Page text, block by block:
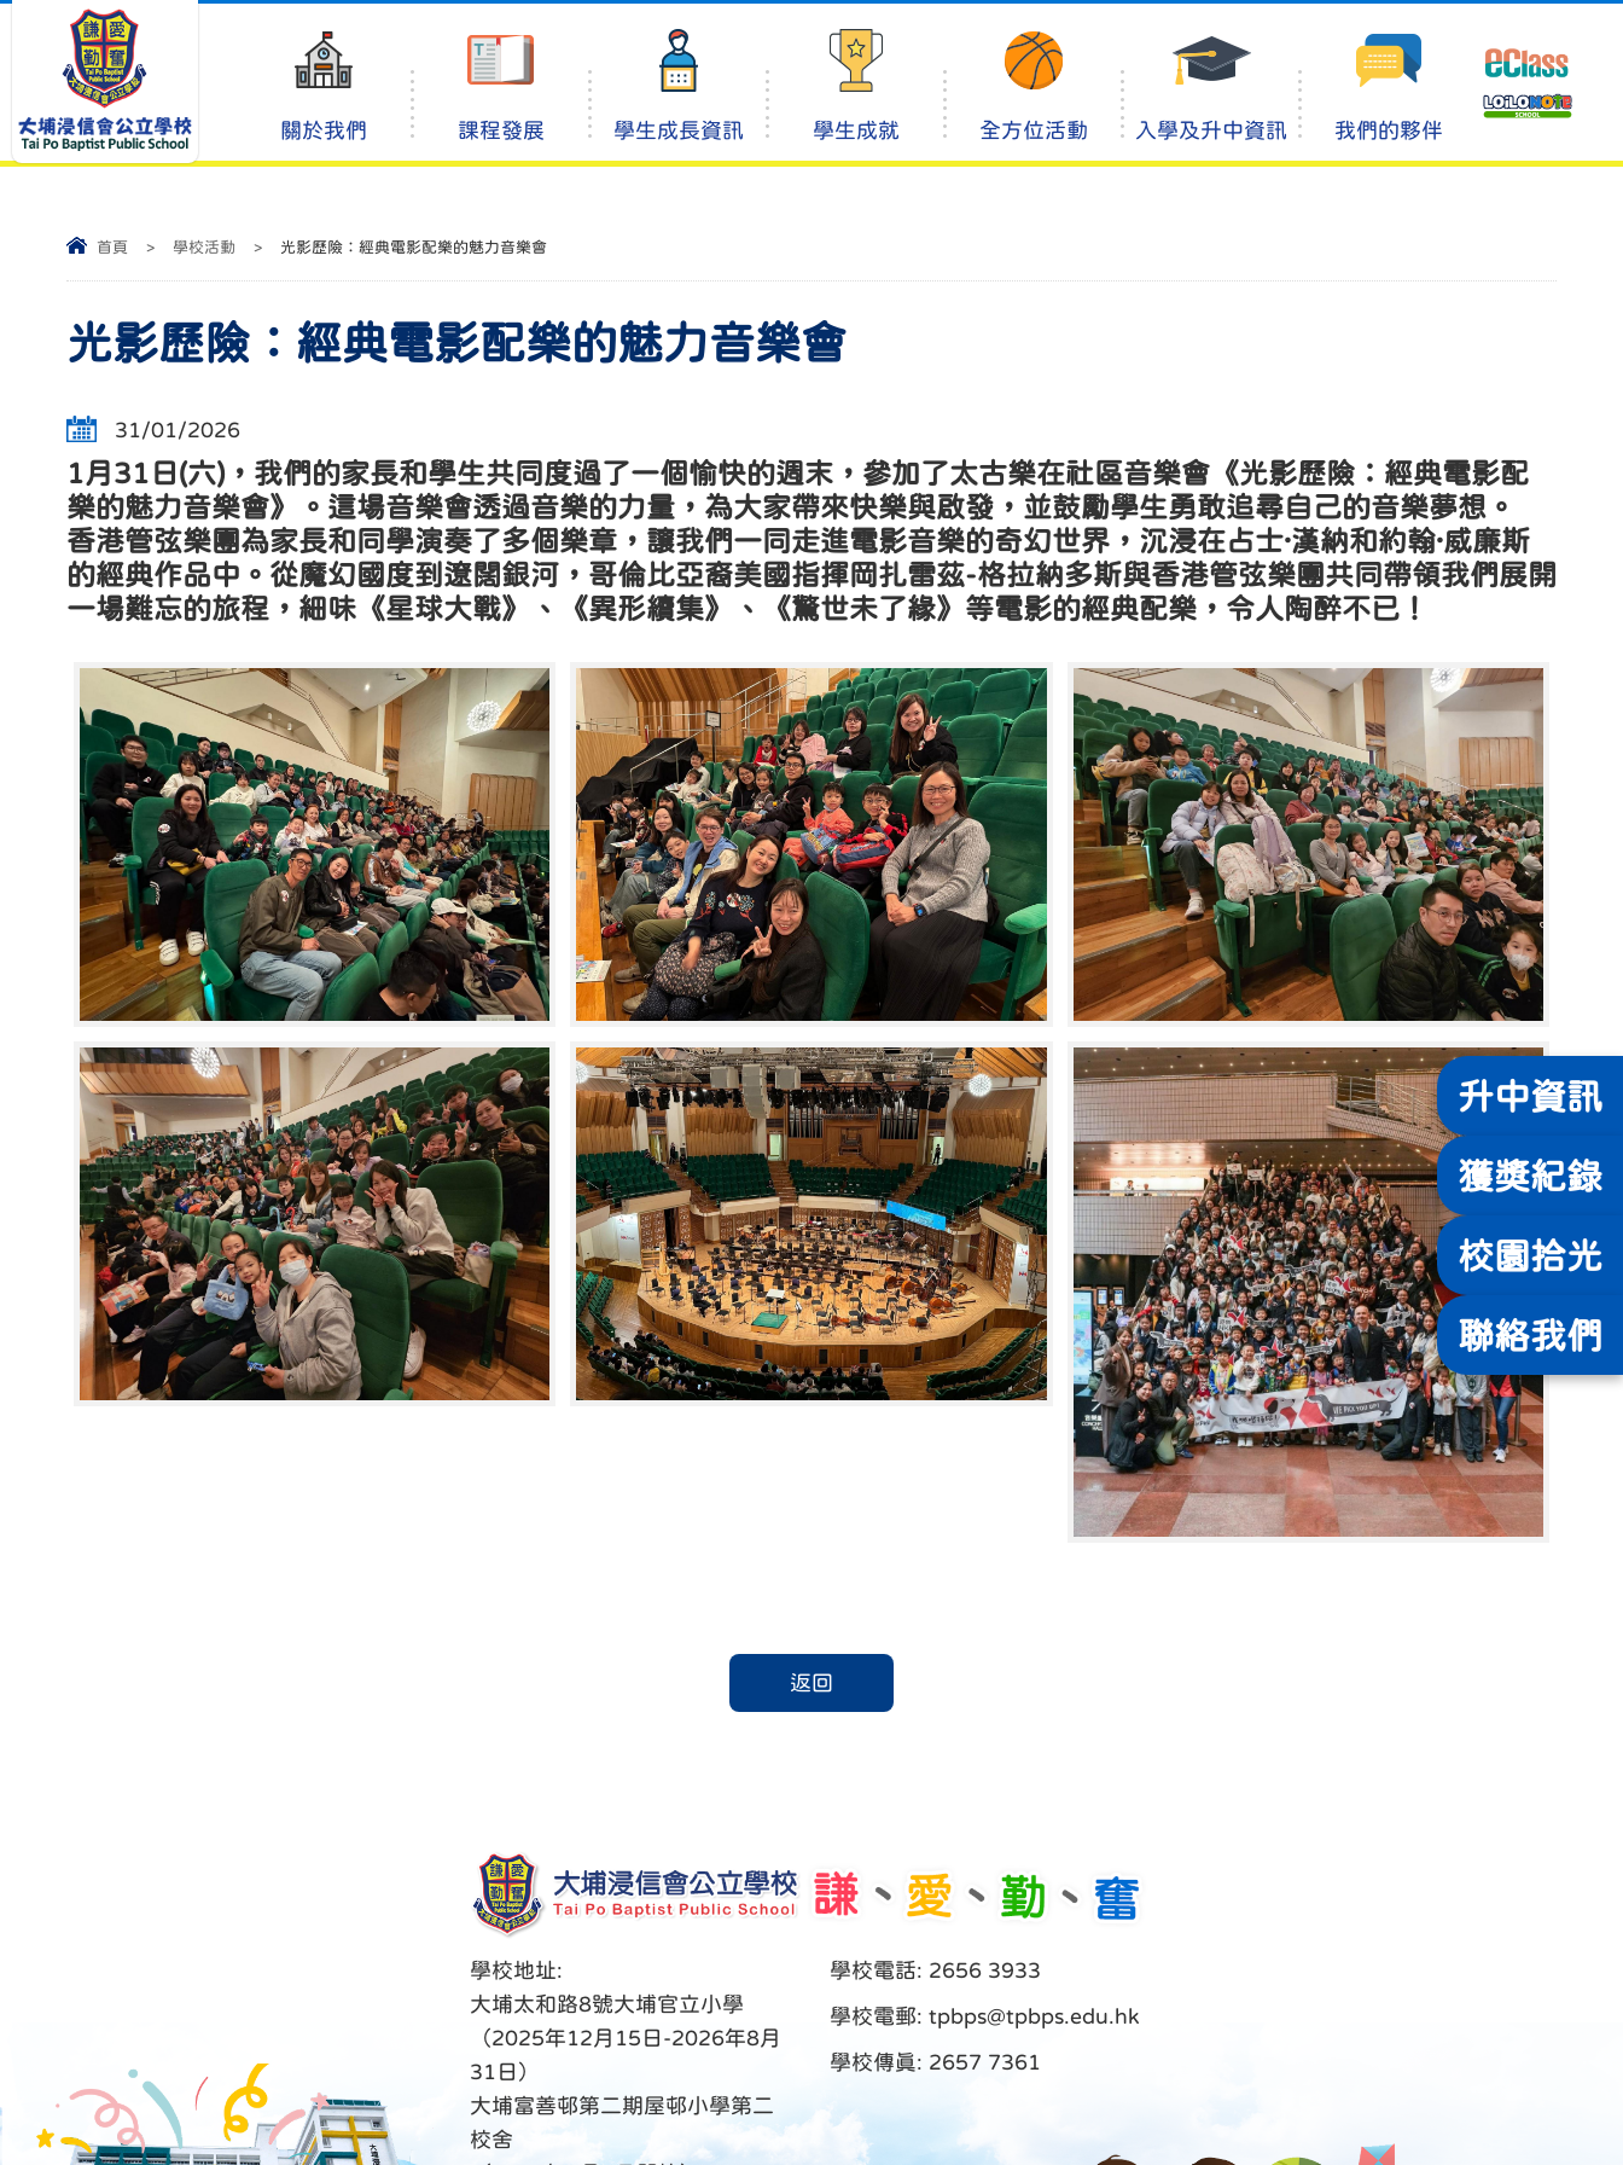
關於我們 課程發展 學生成長資訊 學生成就 全方位活動 入學及升中資訊 我們的夥伴
首頁 > 學校活動 > 光影歷險：經典電影配樂的魅力音樂會
光影歷險：經典電影配樂的魅力音樂會
31/01/2026
1月31日(六)，我們的家長和學生共同度過了一個愉快的週末，參加了太古樂在社區音樂會《光影歷險：經典電影配
樂的魅力音樂會》。這場音樂會透過音樂的力量，為大家帶來快樂與啟發，並鼓勵學生勇敢追尋自己的音樂夢想。
香港管弦樂團為家長和同學演奏了多個樂章，讓我們一同走進電影音樂的奇幻世界，沉浸在占士·漢納和約翰·威廉斯
的經典作品中。從魔幻國度到遼闊銀河，哥倫比亞裔美國指揮岡扎雷茲-格拉納多斯與香港管弦樂團共同帶領我們展開
一場難忘的旅程，細味《星球大戰》、《異形續集》、《驚世未了緣》等電影的經典配樂，令人陶醉不已！
返回
學校地址:
大埔太和路8號大埔官立小學
（2025年12月15日-2026年8月
31日）
大埔富善邨第二期屋邨小學第二
校舍
學校電話: 2656 3933
學校電郵: tpbps@tpbps.edu.hk
學校傳真: 2657 7361
升中資訊
獲獎紀錄
校園拾光
聯絡我們